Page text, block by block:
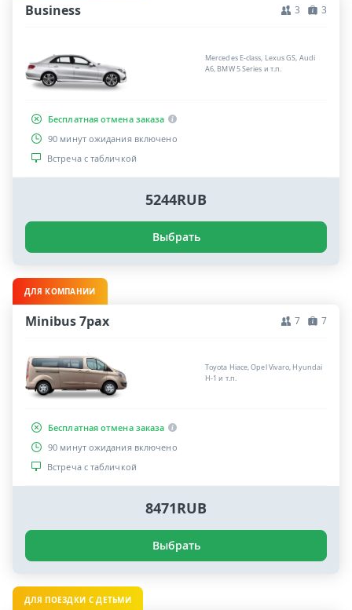
Business 3 3
Mercedes E-class, Lexus GS, Audi
A6, BMW 5 Series и т.п.
Бесплатная отмена заказа
90 минут ожидания включено
Встреча с табличкой
5244RUB
Выбрать
ДЛЯ КОМПАНИИ
Minibus 7pax 7 7
Toyota Hiace, Opel Vivaro, Hyundai
H-1 и т.п.
Бесплатная отмена заказа
90 минут ожидания включено
Встреча с табличкой
8471RUB
Выбрать
ДЛЯ ПОЕЗДКИ С ДЕТЬМИ